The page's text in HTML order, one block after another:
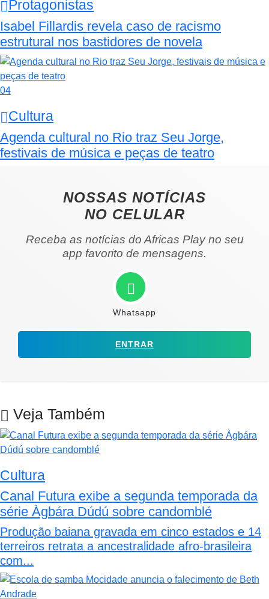
Protagonistas
Isabel Fillardis revela caso de racismo
estrutural nos bastidores de novela
04
Cultura
Agenda cultural no Rio traz Seu Jorge,
festivais de música e peças de teatro
NOSSAS NOTÍCIAS
NO CELULAR
Receba as notícias do Africas Play no seu
app favorito de mensagens.
Whatsapp
ENTRAR
Veja Também
Cultura
Canal Futura exibe a segunda temporada da
série Àgbára Dúdú sobre candomblé
Produção baiana gravada em cinco estados e 14
terreiros retrata a ancestralidade afro-brasileira
com...